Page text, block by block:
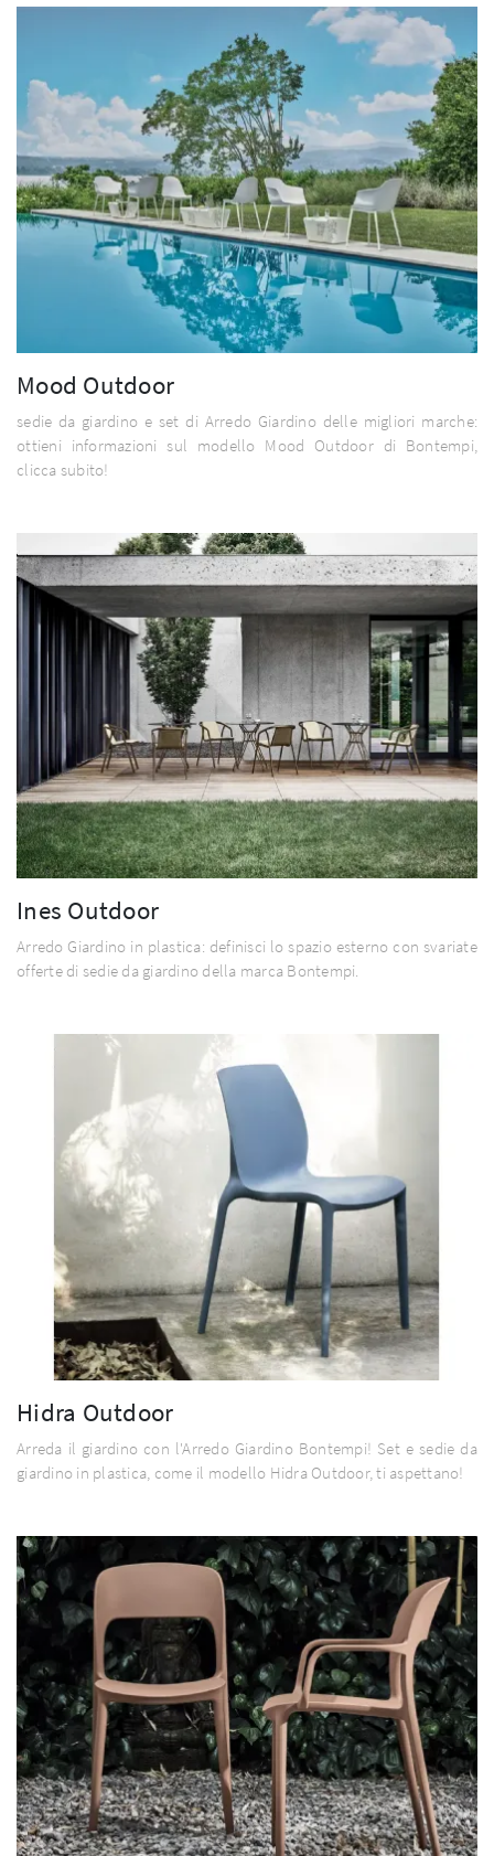
Mood Outdoor
sedie da giardino e set di Arredo Giardino delle migliori marche:
ottieni informazioni sul modello Mood Outdoor di Bontempi,
clicca subito!
Ines Outdoor
Arredo Giardino in plastica: definisci lo spazio esterno con svariate
offerte di sedie da giardino della marca Bontempi.
Hidra Outdoor
Arreda il giardino con l'Arredo Giardino Bontempi! Set e sedie da
giardino in plastica, come il modello Hidra Outdoor, ti aspettano!